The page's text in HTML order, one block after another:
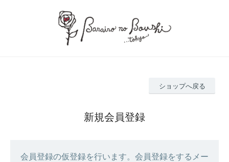
ショップへ戻る
新規会員登録
会員登録の仮登録を行います。会員登録をするメー